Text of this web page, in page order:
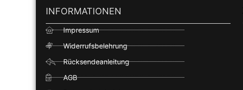
INFORMATIONEN
Impressum
Widerrufsbelehrung
Rücksendeanleitung
AGB